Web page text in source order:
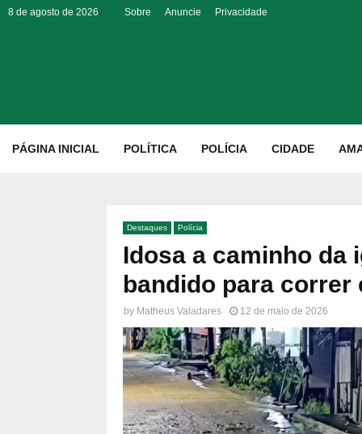
8 de agosto de 2026 Sobre Anuncie Privacidade
PÁGINA INICIAL POLÍTICA POLÍCIA CIDADE
Destaques Polícia
Idosa a caminho da
bandido para correr
by Matheus Valadares 12 de maio de 2026